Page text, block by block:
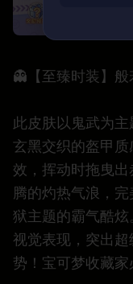
👻【至臻时装】般
此皮肤以鬼武为
玄黑交织的盔甲
效，挥动时拖曳
腾的灼热气浪，
狱主题的霸气酷
视觉表现，突出
势！宝可梦收藏家